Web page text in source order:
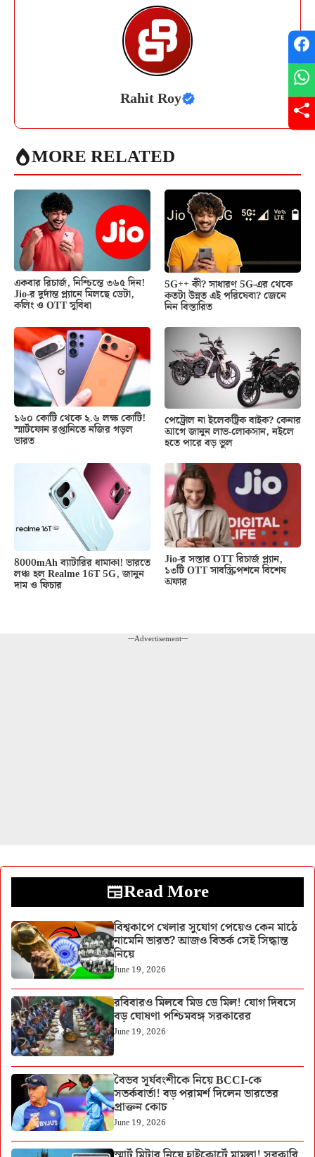
Rahit Roy
MORE RELATED
একবার রিচার্জ, নিশ্চিন্তে ৩৬৫ দিন!
Jio-র দুর্দান্ত প্ল্যানে মিলছে ডেটা,
কলিং ও OTT সুবিধা
5G++ কী? সাধারণ 5G-এর থেকে
কতটা উন্নত এই পরিষেবা? জেনে
নিন বিস্তারিত
১৬০ কোটি থেকে ২.৬ লক্ষ কোটি!
স্মার্টফোন রপ্তানিতে নজির গড়ল
ভারত
পেট্রোল না ইলেকট্রিক বাইক? কেনার
আগে জানুন লাভ-লোকসান, নইলে
হতে পারে বড় ভুল
8000mAh ব্যাটারির ধামাকা! ভারতে
লঞ্চ হল Realme 16T 5G, জানুন
দাম ও ফিচার
Jio-র সস্তার OTT রিচার্জ প্ল্যান,
১৩টি OTT সাবস্ক্রিপশনে বিশেষ
অফার
---Advertisement---
Read More
বিশ্বকাপে খেলার সুযোগ পেয়েও কেন মাঠে
নামেনি ভারত? আজও বিতর্ক সেই সিদ্ধান্ত
নিয়ে
June 19, 2026
রবিবারও মিলবে মিড ডে মিল! যোগ দিবসে
বড় ঘোষণা পশ্চিমবঙ্গ সরকারের
June 19, 2026
বৈভব সূর্যবংশীকে নিয়ে BCCI-কে
সতর্কবার্তা! বড় পরামর্শ দিলেন ভারতের
প্রাক্তন কোচ
June 19, 2026